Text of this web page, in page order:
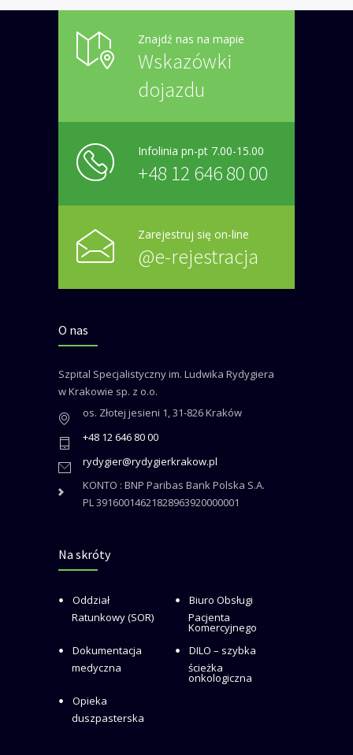
Znajdź nas na mapie
Wskazówki
dojazdu
Infolinia pn-pt 7.00-15.00
+48 12 646 80 00
Zarejestruj się on-line
@e-rejestracja
O nas
Szpital Specjalistyczny im. Ludwika Rydygiera
w Krakowie sp. z o.o.
os. Złotej jesieni 1, 31-826 Kraków
+48 12 646 80 00
rydygier@rydygierkrakow.pl
KONTO : BNP Paribas Bank Polska S.A.
PL 39160014621828963920000001
Na skróty
Oddział
Ratunkowy (SOR)
Biuro Obsługi
Pacjenta
Komercyjnego
Dokumentacja
medyczna
DILO – szybka
ścieżka
onkologiczna
Opieka
duszpasterska